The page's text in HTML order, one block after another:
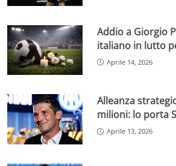
Addio a Giorgio
italiano in lutto
Aprile 14, 2026
Alleanza
milioni: lo porta
Aprile 13, 2026